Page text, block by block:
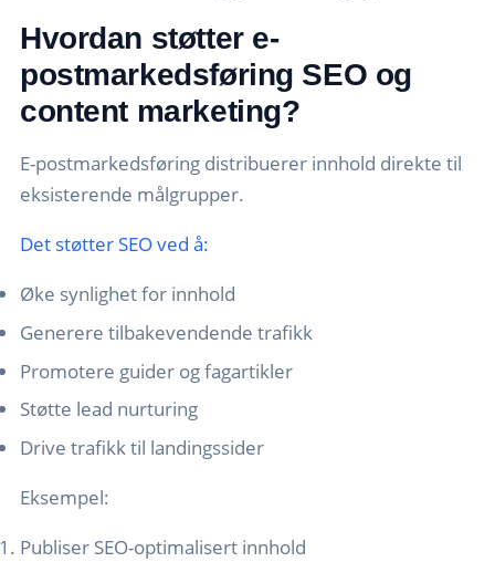
Hvordan støtter e-
postmarkedsføring SEO og
content marketing?
E-postmarkedsføring distribuerer innhold direkte til
eksisterende målgrupper.
Det støtter SEO ved å:
Øke synlighet for innhold
Generere tilbakevendende trafikk
Promotere guider og fagartikler
Støtte lead nurturing
Drive trafikk til landingssider
Eksempel:
Publiser SEO-optimalisert innhold